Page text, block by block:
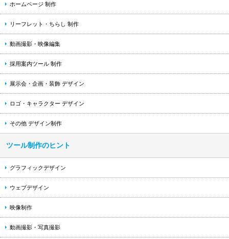
ホームページ 制作
リーフレット・ちらし 制作
動画撮影・映像編集
採用案内ツール 制作
展示会・企画・装飾 デザイン
ロゴ・キャラクター デザイン
その他 デザイン制作
ツール制作のヒント
グラフィックデザイン
ウェブデザイン
映像制作
動画撮影・写真撮影